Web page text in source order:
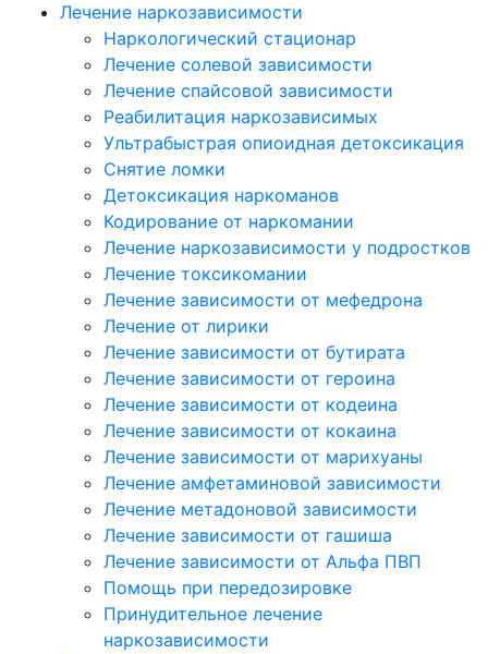
Лечение наркозависимости
Наркологический стационар
Лечение солевой зависимости
Лечение спайсовой зависимости
Реабилитация наркозависимых
Ультрабыстрая опиоидная детоксикация
Снятие ломки
Детоксикация наркоманов
Кодирование от наркомании
Лечение наркозависимости у подростков
Лечение токсикомании
Лечение зависимости от мефедрона
Лечение от лирики
Лечение зависимости от бутирата
Лечение зависимости от героина
Лечение зависимости от кодеина
Лечение зависимости от кокаина
Лечение зависимости от марихуаны
Лечение амфетаминовой зависимости
Лечение метадоновой зависимости
Лечение зависимости от гашиша
Лечение зависимости от Альфа ПВП
Помощь при передозировке
Принудительное лечение
наркозависимости